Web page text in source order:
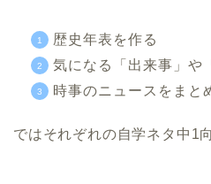
歴史年表を作る
気になる「出来事」や
時事のニュースをまと
ではそれぞれの自学ネタ中1